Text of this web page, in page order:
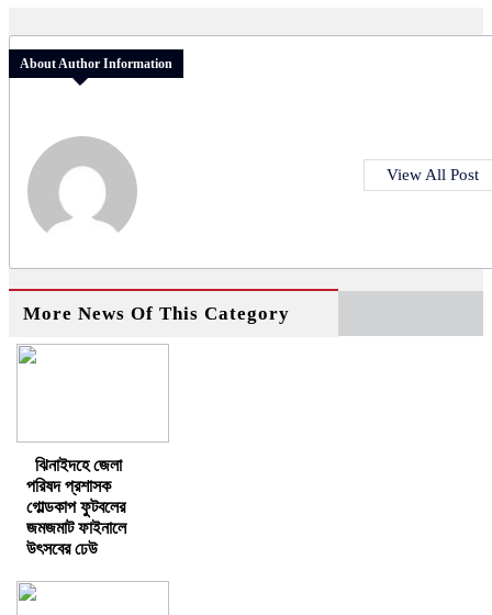
About Author Information
View All Post
More News Of This Category
ঝিনাইদহে জেলা
পরিষদ প্রশাসক
গোল্ডকাপ ফুটবলের
জমজমাট ফাইনালে
উৎসবের ঢেউ